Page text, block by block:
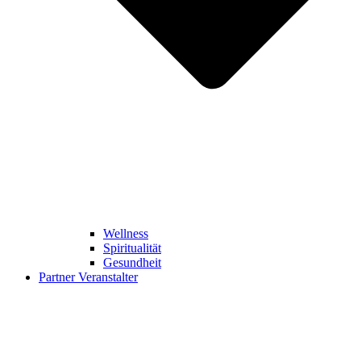
Wellness
Spiritualität
Gesundheit
Partner Veranstalter